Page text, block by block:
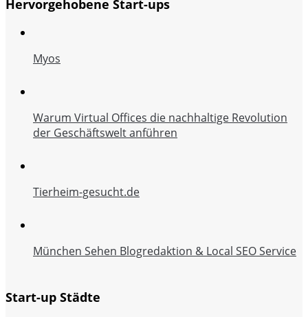
Hervorgehobene Start-ups
Myos
Warum Virtual Offices die nachhaltige Revolution
der Geschäftswelt anführen
Tierheim-gesucht.de
München Sehen Blogredaktion & Local SEO Service
Start-up Städte